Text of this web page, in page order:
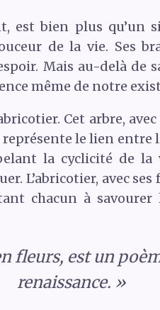
est bien plus
de la vie. Ses
Mais au-delà de
même de notre
Cet arbre,
le lien
la cyclicité de
L’abricotier, avec
chacun à
fleurs, est un
renaissance. »